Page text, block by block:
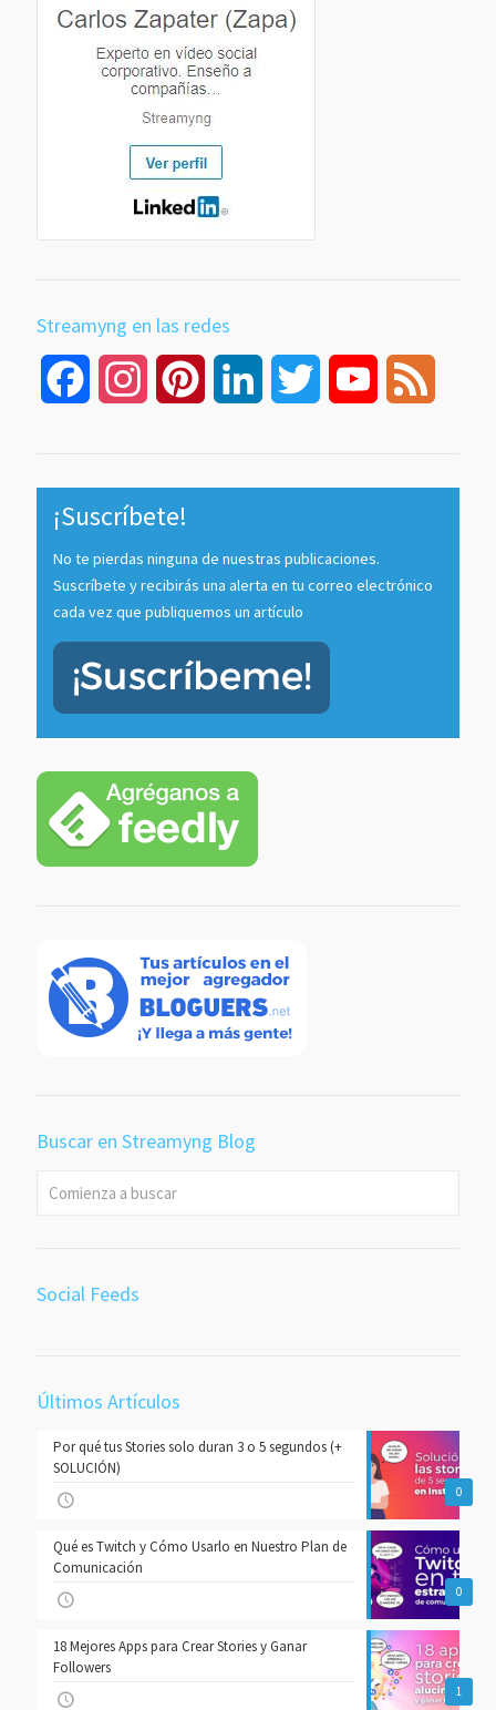
Streamyng en las redes
Facebook InstagramPinterest LinkedIn Twitter YouTube
¡Suscríbete!
No te pierdas ninguna de nuestras publicaciones.
Suscríbete y recibirás una alerta en tu correo electrónico
cada vez que publiquemos un artículo
Buscar en Streamyng Blog
Social Feeds
Últimos Artículos
0
Por qué tus Stories solo duran 3 o 5 segundos (+
SOLUCIÓN)
0
Qué es Twitch y Cómo Usarlo en Nuestro Plan de
Comunicación
1
18 Mejores Apps para Crear Stories y Ganar
Followers